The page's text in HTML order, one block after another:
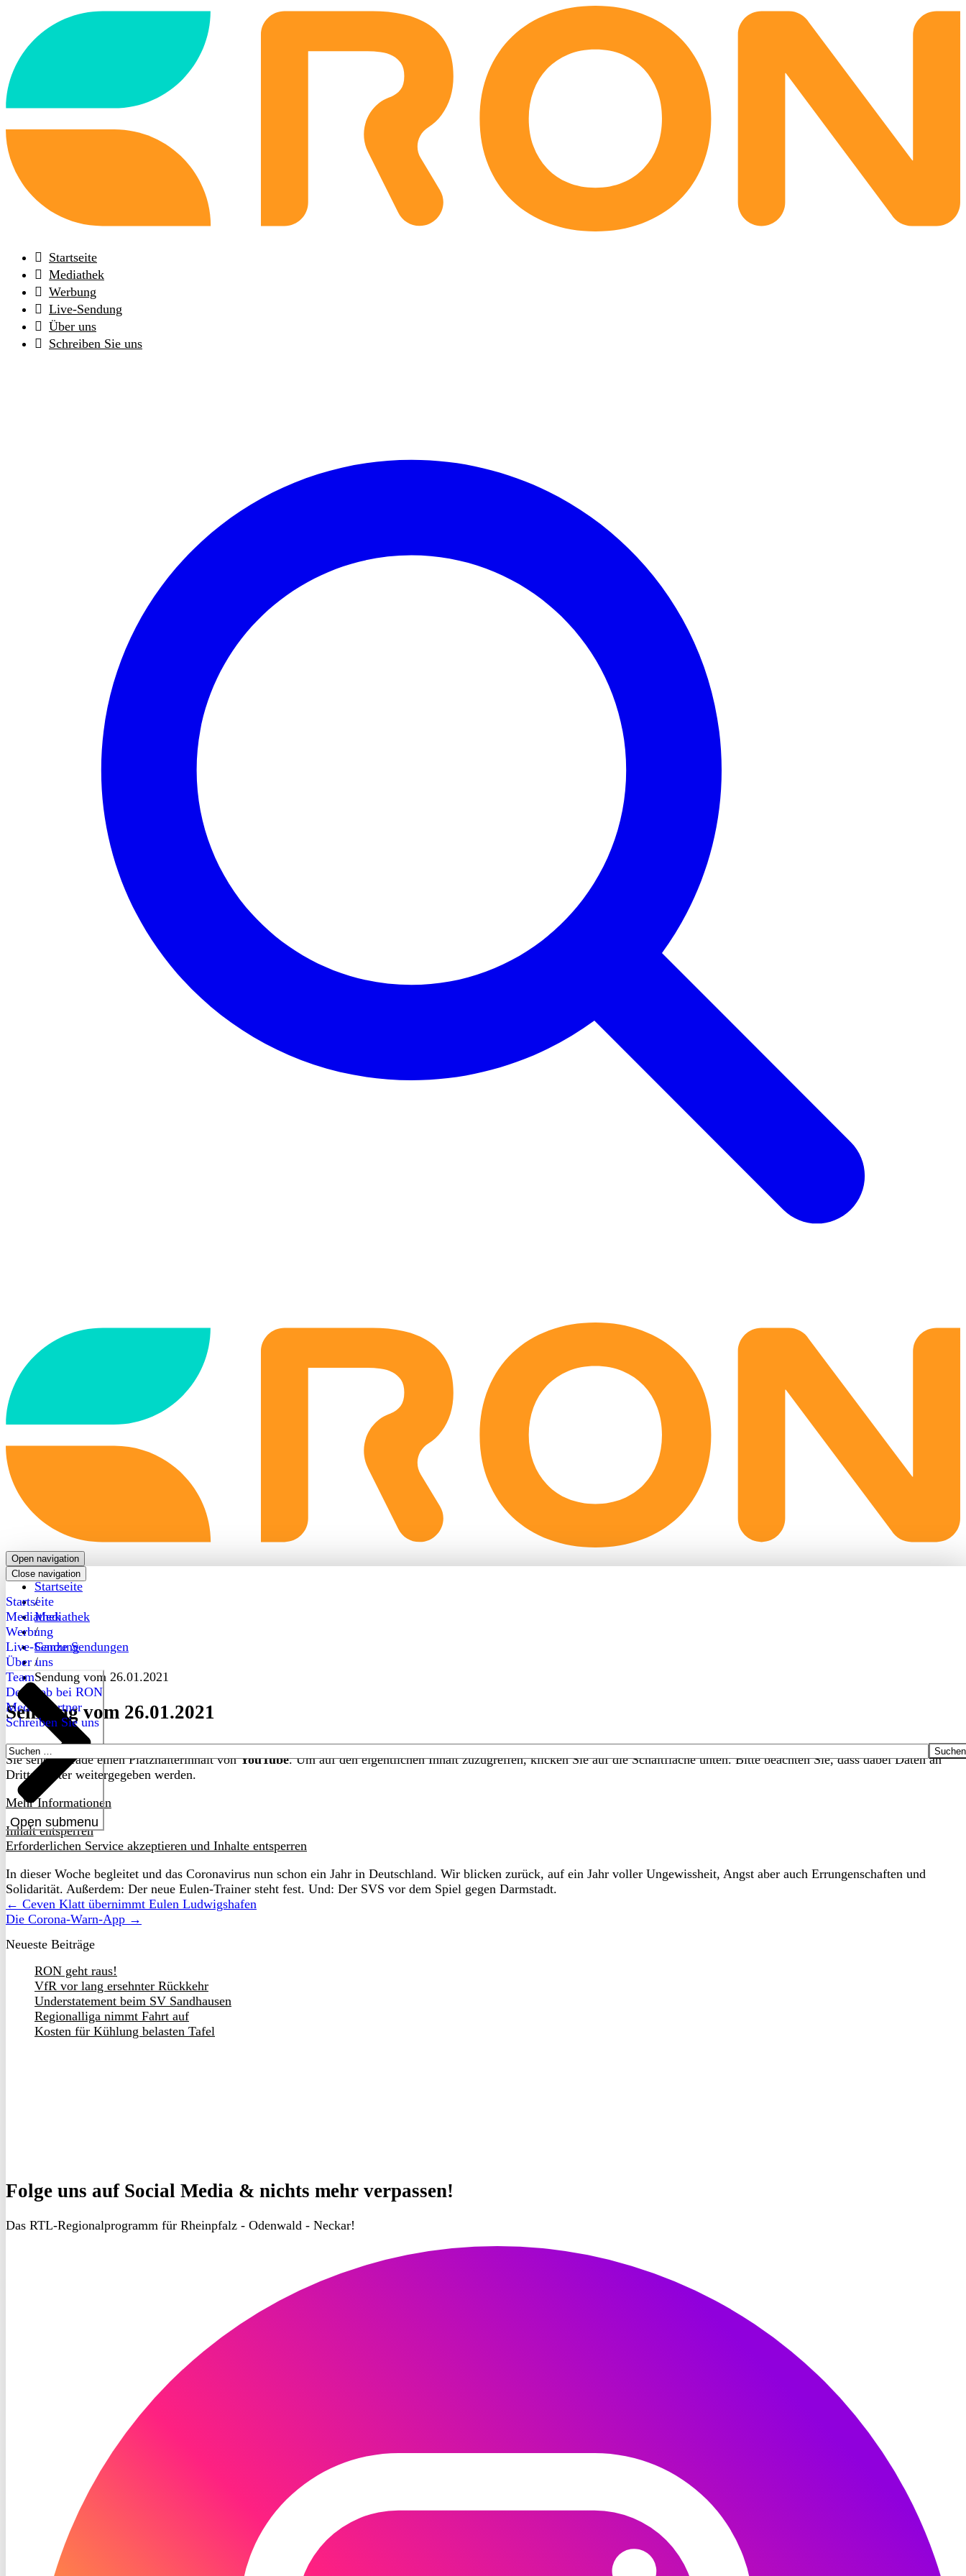
frontpage
Startseite
Mediathek
Werbung
Live-Sendung
Über uns
Schreiben Sie uns
frontpage
Open navigation
Close navigation
Startseite
Mediathek
Werbung
Live-Sendung
Über uns
Open submenu
Team
Dein Job bei RON
Medienpartner
Schreiben Sie uns
Suchen
nach:
Startseite
/
Mediathek
/
Ganze Sendungen
/
Sendung vom 26.01.2021
Sendung vom 26.01.2021
Sie sehen gerade einen Platzhalterinhalt vonYouTube. Um auf den eigentlichen Inhalt zuzugreifen, klicken Sie auf die Schaltfläche unten. Bitte beachten Sie, dass dabei Daten an
Drittanbieter weitergegeben werden.
Mehr Informationen
Inhalt entsperren
Erforderlichen Service akzeptieren und Inhalte entsperren
In dieser Woche begleitet und das Coronavirus nun schon ein Jahr in Deutschland. Wir blicken zurück, auf ein Jahr voller Ungewissheit, Angst aber auch Errungenschaften und
Solidarität. Außerdem: Der neue Eulen-Trainer steht fest. Und: Der SVS vor dem Spiel gegen Darmstadt.
← Ceven Klatt übernimmt Eulen Ludwigshafen
Die Corona-Warn-App →
Neueste Beiträge
RON geht raus!
VfR vor lang ersehnter Rückkehr
Understatement beim SV Sandhausen
Regionalliga nimmt Fahrt auf
Kosten für Kühlung belasten Tafel
Folge uns auf Social Media & nichts mehr verpassen!
Das RTL-Regionalprogramm für Rheinpfalz - Odenwald - Neckar!